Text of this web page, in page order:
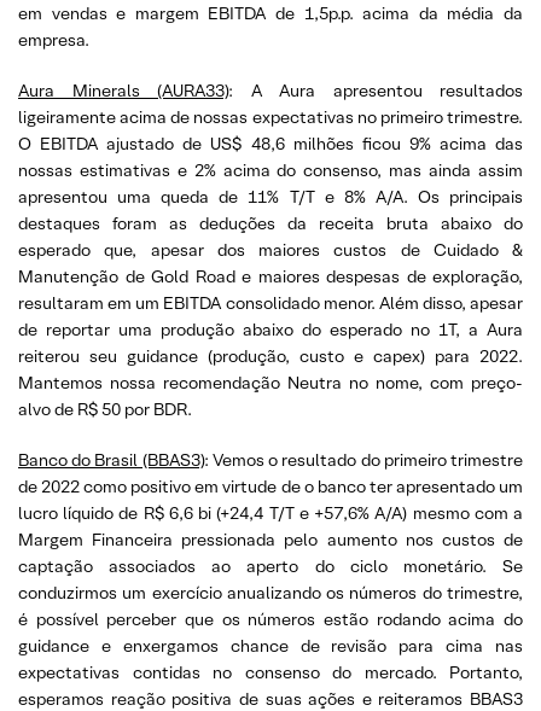
em vendas e margem EBITDA de 1,5p.p. acima da média da
empresa.
Aura Minerals (AURA33): A Aura apresentou resultados
ligeiramente acima de nossas expectativas no primeiro trimestre.
O EBITDA ajustado de US$ 48,6 milhões ficou 9% acima das
nossas estimativas e 2% acima do consenso, mas ainda assim
apresentou uma queda de 11% T/T e 8% A/A. Os principais
destaques foram as deduções da receita bruta abaixo do
esperado que, apesar dos maiores custos de Cuidado &
Manutenção de Gold Road e maiores despesas de exploração,
resultaram em um EBITDA consolidado menor. Além disso, apesar
de reportar uma produção abaixo do esperado no 1T, a Aura
reiterou seu guidance (produção, custo e capex) para 2022.
Mantemos nossa recomendação Neutra no nome, com preço-
alvo de R$ 50 por BDR.
Banco do Brasil (BBAS3): Vemos o resultado do primeiro trimestre
de 2022 como positivo em virtude de o banco ter apresentado um
lucro líquido de R$ 6,6 bi (+24,4 T/T e +57,6% A/A) mesmo com a
Margem Financeira pressionada pelo aumento nos custos de
captação associados ao aperto do ciclo monetário. Se
conduzirmos um exercício anualizando os números do trimestre,
é possível perceber que os números estão rodando acima do
guidance e enxergamos chance de revisão para cima nas
expectativas contidas no consenso do mercado. Portanto,
esperamos reação positiva de suas ações e reiteramos BBAS3